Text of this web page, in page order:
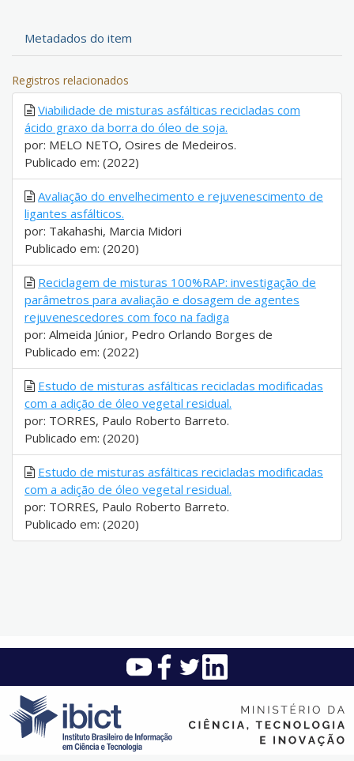
Metadados do item
Registros relacionados
Viabilidade de misturas asfálticas recicladas com
ácido graxo da borra do óleo de soja.
por: MELO NETO, Osires de Medeiros.
Publicado em: (2022)
Avaliação do envelhecimento e rejuvenescimento de
ligantes asfálticos.
por: Takahashi, Marcia Midori
Publicado em: (2020)
Reciclagem de misturas 100%RAP: investigação de
parâmetros para avaliação e dosagem de agentes
rejuvenescedores com foco na fadiga
por: Almeida Júnior, Pedro Orlando Borges de
Publicado em: (2022)
Estudo de misturas asfálticas recicladas modificadas
com a adição de óleo vegetal residual.
por: TORRES, Paulo Roberto Barreto.
Publicado em: (2020)
Estudo de misturas asfálticas recicladas modificadas
com a adição de óleo vegetal residual.
por: TORRES, Paulo Roberto Barreto.
Publicado em: (2020)